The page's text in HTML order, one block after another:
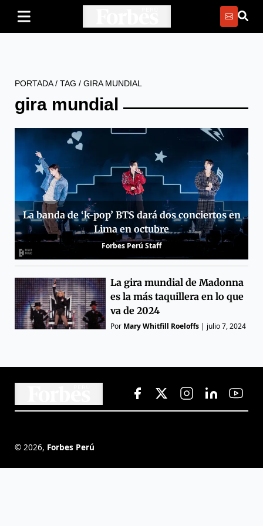
PORTADA/ TAG / GIRA MUNDIAL
gira mundial
La banda de ‘k-pop’ BTS dará dos conciertos en
Lima en octubre
Forbes Perú Staff
La gira mundial de Madonna
es la más taquillera en lo que
va de 2024
Por Mary Whitfill Roeloffs | julio 7, 2024
© 2026, Forbes Perú